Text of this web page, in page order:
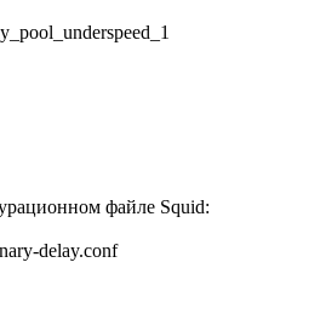
файле Squid:
delay.conf